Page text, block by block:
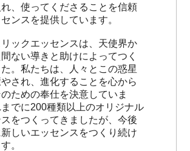
、使ってくださることを信頼
ンスを提供しています。
ックエッセンスは、天使界か
ない導きと助けによってつく
。私たちは、人々とこの惑星
され、進化することを心から
ための奉仕を決意していま
でに200種類以上のオリジナル
をつくってきましたが、今後
新しいエッセンスをつくり続け
。